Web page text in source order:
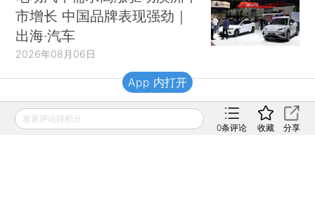
市增长 中国品牌表现强劲｜
出海·汽车
2026年08月06日
财新移动
发表评论得积分
0条评论 收藏 分享
App 内打开